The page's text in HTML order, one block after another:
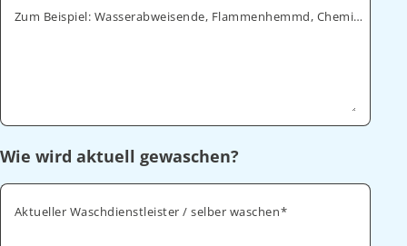
Zum Beispiel: Wasserabweisende, Flammenhemmd, Chemikalienabweisende
Wie wird aktuell gewaschen?
Aktueller Waschdienstleister / selber waschen